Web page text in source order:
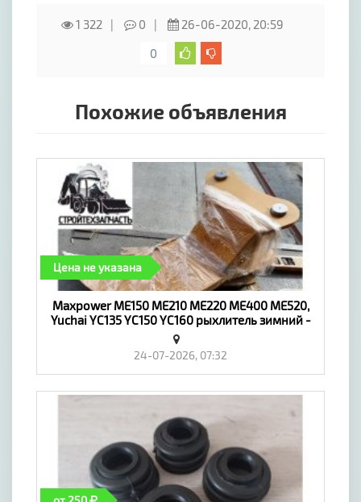
договор на предоставление услуг.
Доставим автомобиль к Вашему дому!
1 322 0
26-06-2020, 20:59
0
Похожие объявления
Цена не указана
Maxpower ME150 ME210 ME220 ME400 ME520,
Yuchai YC135 YC150 YC160 рыхлитель зимний -
«Транспорт»
24-07-2026, 07:32